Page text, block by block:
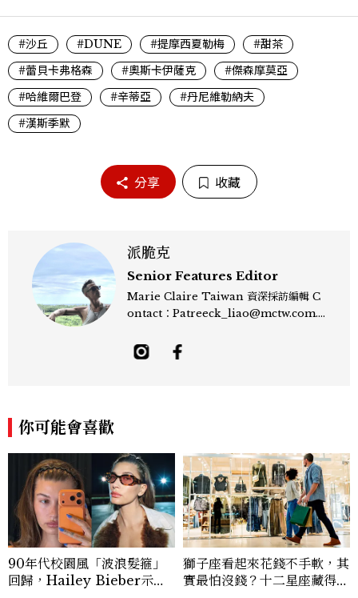
#沙丘 #DUNE #提摩西夏勒梅
#甜茶
#蕾貝卡弗格森
#奧斯卡伊薩克
#傑森摩莫亞
#哈維爾巴登
#辛蒂亞
#丹尼維勒納夫
#漢斯季默
分享 收藏
派脆克
Senior Features Editor
Marie Claire Taiwan 資深採訪編輯 C
ontact：Patreeck_liao@mctw.com.t
敏銳的觀察力與敘事能力，撰寫出兼具深度
與美感的專題內容，長期關注亞洲娛樂、人
力的跨平台敘事語言。認為好的內容不僅是
記錄時代，更是溫柔的行動——在每一段訪
談與每一篇文章裡，留下值得反覆回味的
光。
你可能會喜歡
90年代校園風「波浪髮箍」
回歸，Hailey Bieber示範
獅子座看起來花錢不手軟，其
實最怕沒錢？十二星座藏得最